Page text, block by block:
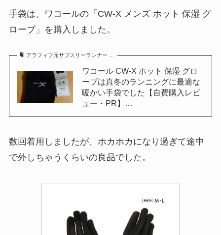
手袋は、ワコールの「CW-X メンズ ホット 保湿 グ
ローブ」を購入しました。
アラフィフ元サブスリーランナー …
ワコール CW-X ホット 保湿 グロ
ーブは真冬のランニングに最適な
暖かい手袋でした【自費購入レビ
ュー・PR】…
数回着用しましたが、ホカホカになり過ぎて途中
で外しちゃうくらいの良品でした。